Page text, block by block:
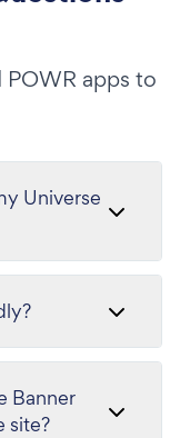
apps to
Universe
Banner
site?